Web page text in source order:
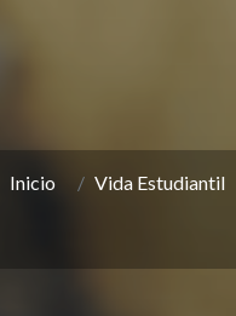
Inicio Vida Estudiantil